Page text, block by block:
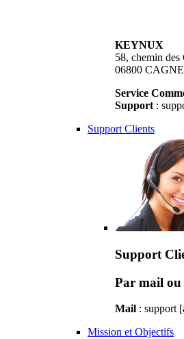
KEYNUX
58, chemin
06800
Service
Support :
Support Clients
Support
Par mail ou
Mail : support
Mission et Objectifs